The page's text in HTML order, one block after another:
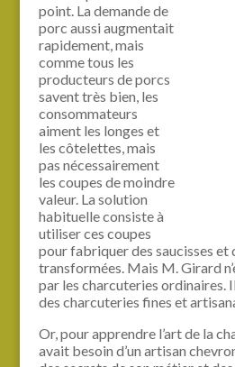
point. La demande de
porc aussi augmentait
rapidement, mais
comme tous les
producteurs de porcs
savent très bien, les
consommateurs
aiment les longes et
les côtelettes, mais
pas nécessairement
les coupes de moindre
valeur. La solution
habituelle consiste à
utiliser ces coupes
pour fabriquer des saucisses et
transformées. Mais M. Girard
par les charcuteries ordinaires.
des charcuteries fines et
Or, pour apprendre l’art de la
avait besoin d’un artisan